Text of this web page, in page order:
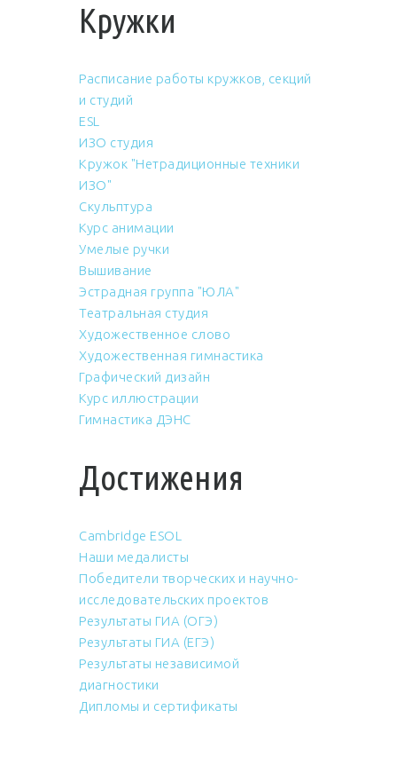
Кружки
Расписание работы кружков, секций
и студий
ESL
ИЗО студия
Кружок "Нетрадиционные техники
ИЗО"
Скульптура
Курс анимации
Умелые ручки
Вышивание
Эстрадная группа "ЮЛА"
Театральная студия
Художественное слово
Художественная гимнастика
Графический дизайн
Курс иллюстрации
Гимнастика ДЭНС
Достижения
Cambridge ESOL
Наши медалисты
Победители творческих и научно-
исследовательских проектов
Результаты ГИА (ОГЭ)
Результаты ГИА (ЕГЭ)
Результаты независимой
диагностики
Дипломы и сертификаты